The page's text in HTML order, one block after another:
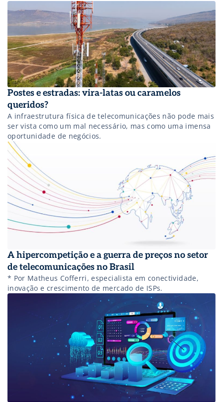
Postes e estradas: vira-latas ou caramelos
queridos?
A infraestrutura física de telecomunicações não pode mais
ser vista como um mal necessário, mas como uma imensa
oportunidade de negócios.
A hipercompetição e a guerra de preços no setor
de telecomunicações no Brasil
* Por Matheus Cofferri, especialista em conectividade,
inovação e crescimento de mercado de ISPs.